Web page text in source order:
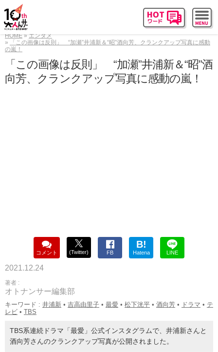
HOME
エンタメ
「この画像は反則」 “加瀬”井浦新＆“昭”酒向芳、クランクアップ写真に感動
の嵐！
「この画像は反則」 “加瀬”井浦新＆“昭”酒
向芳、クランクアップ写真に感動の嵐！
コメント (Twitter) FB
B!
Hatena LINE
2021.12.24
著者 :
オトナンサー編集部
キーワード : 井浦新 • 吉高由里子 • 最愛 • 松下洸平 • 酒向芳 • ドラマ • テ
レビ • TBS
TBS系連続ドラマ「最愛」公式インスタグラムで、井浦新さんと
酒向芳さんのクランクアップ写真が公開されました。